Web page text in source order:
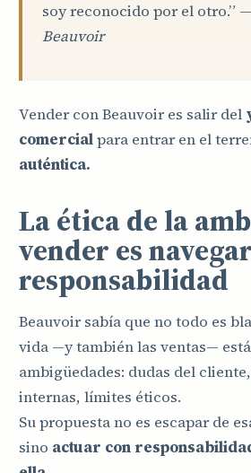
soy reconocido por el otro.” —
Beauvoir
Vender con Beauvoir es salir del
comercialpara entrar en el
auténtica.
La ética de la
vender es
responsabilidad
Beauvoir sabía que no todo es
vida —y también las ventas—
ambigüedades: dudas del
internas, límites éticos.
Su propuesta no es escapar de
sino actuar con